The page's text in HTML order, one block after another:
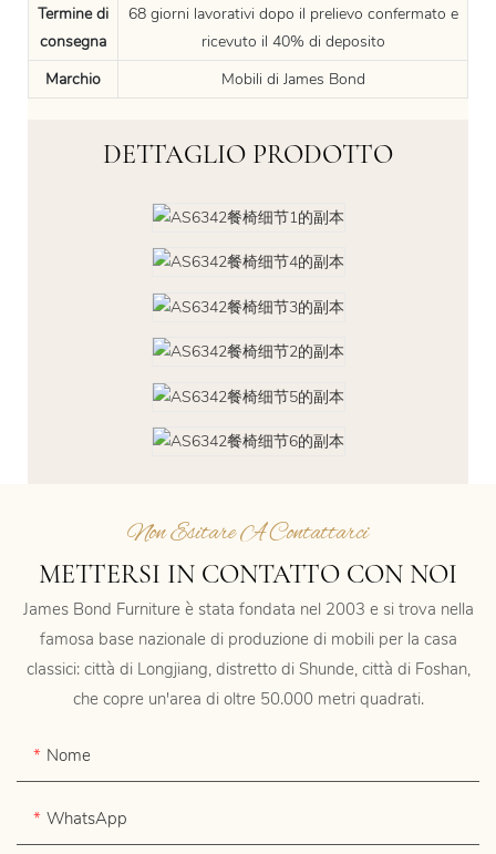
Termine di
consegna
68 giorni lavorativi dopo il prelievo confermato e
ricevuto il 40% di deposito
Marchio
Mobili di James Bond
DETTAGLIO PRODOTTO
Non Esitare A Contattarci
METTERSI IN CONTATTO CON NOI
James Bond Furniture è stata fondata nel 2003 e si trova nella
famosa base nazionale di produzione di mobili per la casa
classici: città di Longjiang, distretto di Shunde, città di Foshan,
che copre un'area di oltre 50.000 metri quadrati.
Nome
WhatsApp